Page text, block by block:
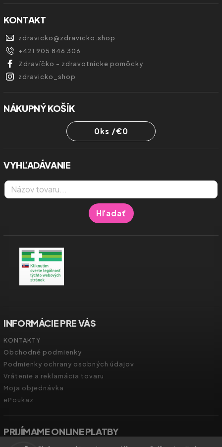
KONTAKT
zdravicko@zdravicko.shop
+421 905 846 306
Zdravíčko - zdravotnícke pomôcky
zdravicko_shop
NÁKUPNÝ KOŠÍK
0ks /€0
VYHĽADÁVANIE
Hľadať
INFORMÁCIE PRE VÁS
KONTAKTY
Obchodné podmienky
Podmienky ochrany osobných údajov
Vrátenie a reklamácia tovaru
Moja objednávka
ePoukaz
PRIJÍMAME ONLINE PLATBY